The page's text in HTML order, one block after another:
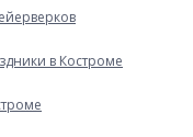
в Костроме